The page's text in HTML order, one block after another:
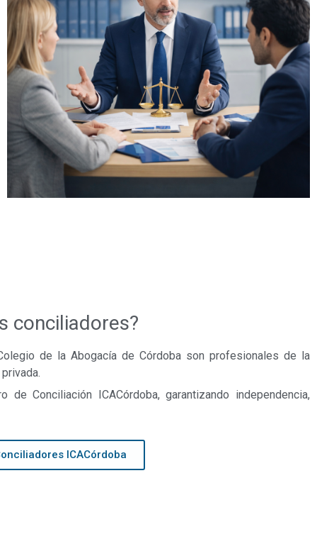
conciliadores?
de la Abogacía de Córdoba son profesionales de la
Conciliación ICACórdoba, garantizando independencia,
ICACórdoba